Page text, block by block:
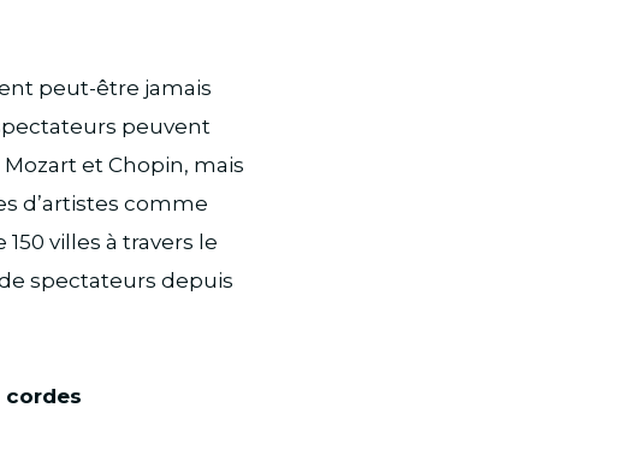
peut-être jamais
peuvent
et Chopin, mais
d’artistes comme
villes à travers le
spectateurs depuis
cordes